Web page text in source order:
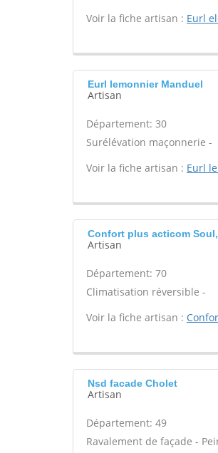
Voir la fiche artisan : Eurl
Eurl lemonnier Manduel
Artisan
Département: 30
Surélévation maçonnerie -
Voir la fiche artisan : Eurl
Confort plus acticom
Artisan
Département: 70
Climatisation réversible -
Voir la fiche artisan :
Nsd facade Cholet
Artisan
Département: 49
Ravalement de façade -